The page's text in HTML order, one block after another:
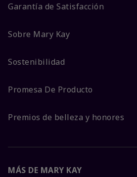
Garantía de Satisfacción
Sobre Mary Kay
Sostenibilidad
Promesa De Producto
Premios de belleza y honores
MÁS DE MARY KAY